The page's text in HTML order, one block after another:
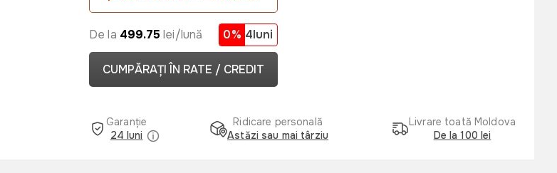
De la 499.75 lei/lună 0% 4luni
CUMPĂRAȚI ÎN RATE / CREDIT
Garanție
24 luni
Ridicare personală
Astăzi sau mai târziu
Livrare toată Moldova
De la 100 lei